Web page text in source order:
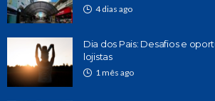
4 dias ago
Dia dos Pais: Desafios e
lojistas
1 mês ago